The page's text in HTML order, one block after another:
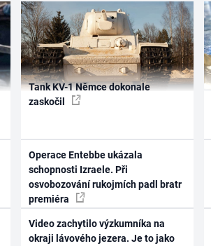
Tank KV-1 Němce dokonale
zaskočil
Operace Entebbe ukázala
schopnosti Izraele. Při
osvobozování rukojmích padl bratr
premiéra
Video zachytilo výzkumníka na
okraji lávového jezera. Je to jako